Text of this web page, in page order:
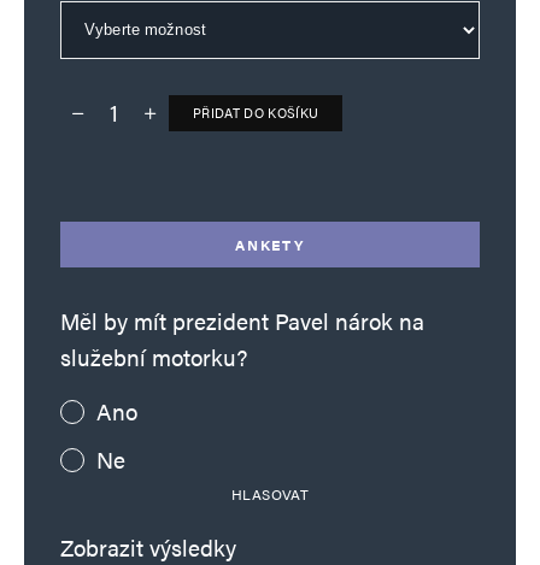
Deník TO – verze bez reklam množství
PŘIDAT DO KOŠÍKU
ANKETY
Měl by mít prezident Pavel nárok na
služební motorku?
Ano
Ne
HLASOVAT
Zobrazit výsledky